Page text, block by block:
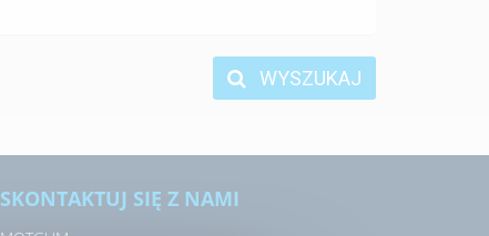
WYSZUKAJ
SKONTAKTUJ SIĘ Z NAMI